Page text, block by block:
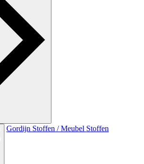
Gordijn Stoffen / Meubel Stoffen